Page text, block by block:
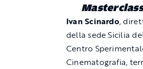
Masterclass
Ivan Scinardo,
della sede Sicilia
Centro
Cinematografia,